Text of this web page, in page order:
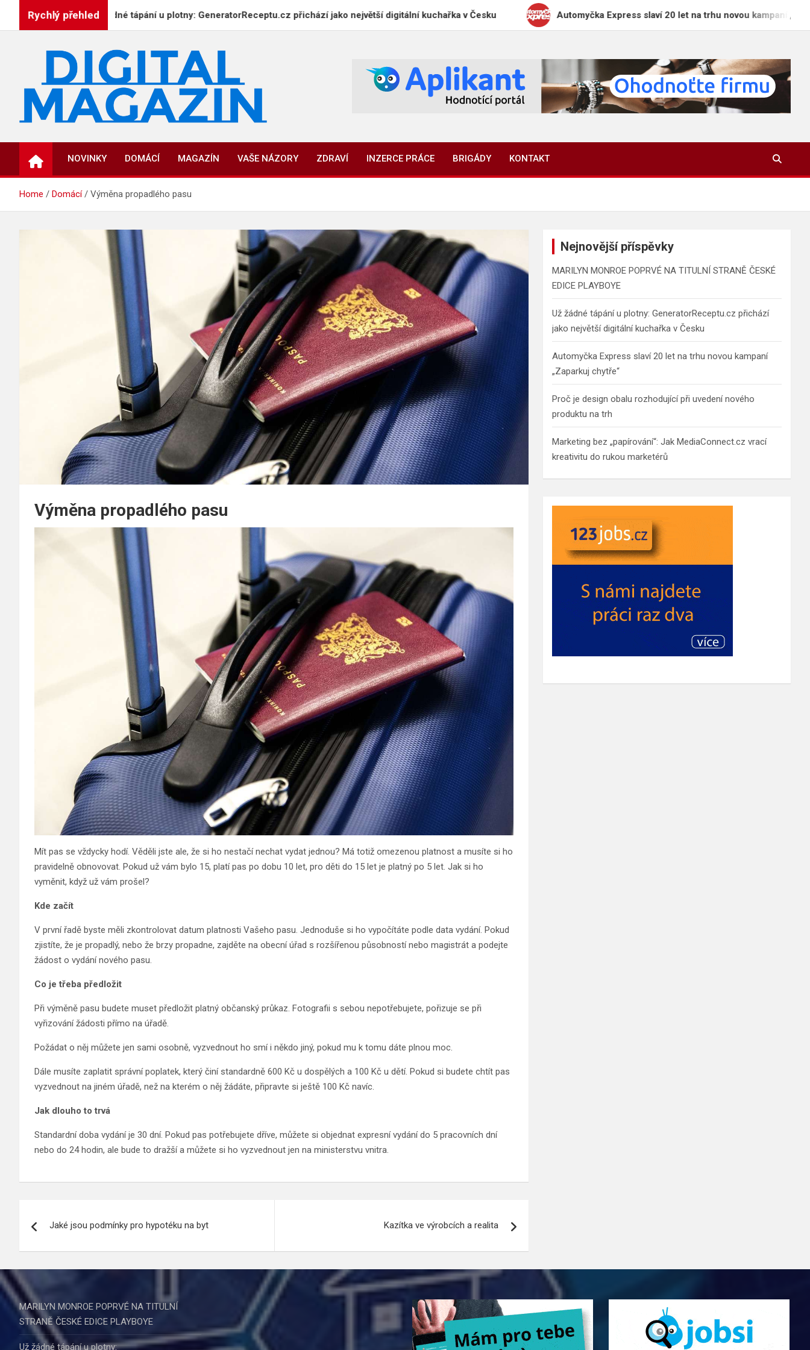
Rychlý přehled
Už žádné tápání u plotny: GeneratorReceptu.cz přichází jako největší digitální kuchařka v Česku Automyčka Express slaví 20 let na trhu novou kampaní „Zaparkuj
DigitalMagazin.cz
NOVINKY DOMÁCÍ MAGAZÍN VAŠE NÁZORY ZDRAVÍ INZERCE PRÁCE BRIGÁDY KONTAKT
Home Domácí Výměna propadlého pasu
Výměna propadlého pasu
Mít pas se vždycky hodí. Věděli jste ale, že si ho nestačí nechat vydat jednou? Má totiž omezenou platnost a musíte si ho
pravidelně obnovovat. Pokud už vám bylo 15, platí pas po dobu 10 let, pro děti do 15 let je platný po 5 let. Jak si ho
vyměnit, když už vám prošel?
Kde začít
V první řadě byste měli zkontrolovat datum platnosti Vašeho pasu. Jednoduše si ho vypočítáte podle data vydání. Pokud
zjistíte, že je propadlý, nebo že brzy propadne, zajděte na obecní úřad s rozšířenou působností nebo magistrát a podejte
žádost o vydání nového pasu.
Co je třeba předložit
Při výměně pasu budete muset předložit platný občanský průkaz. Fotografii s sebou nepotřebujete, pořizuje se při
vyřizování žádosti přímo na úřadě.
Požádat o něj můžete jen sami osobně, vyzvednout ho smí i někdo jiný, pokud mu k tomu dáte plnou moc.
Dále musíte zaplatit správní poplatek, který činí standardně 600 Kč u dospělých a 100 Kč u dětí. Pokud si budete chtít pas
vyzvednout na jiném úřadě, než na kterém o něj žádáte, připravte si ještě 100 Kč navíc.
Jak dlouho to trvá
Standardní doba vydání je 30 dní. Pokud pas potřebujete dříve, můžete si objednat expresní vydání do 5 pracovních dní
nebo do 24 hodin, ale bude to dražší a můžete si ho vyzvednout jen na ministerstvu vnitra.
pro
Jaké jsou podmínky pro hypotéku na byt Kazítka ve výrobcích a realita
Nejnovější příspěvky
MARILYN MONROE POPRVÉ NA TITULNÍ STRANĚ ČESKÉ
EDICE PLAYBOYE
Už žádné tápání u plotny: GeneratorReceptu.cz přichází
jako největší digitální kuchařka v Česku
Automyčka Express slaví 20 let na trhu novou kampaní
„Zaparkuj chytře“
Proč je design obalu rozhodující při uvedení nového
produktu na trh
Marketing bez „papírování“: Jak MediaConnect.cz vrací
kreativitu do rukou marketérů
MARILYN MONROE POPRVÉ NA TITULNÍ
STRANĚ ČESKÉ EDICE PLAYBOYE
Už žádné tápání u plotny: